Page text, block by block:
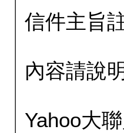
信件主旨
內容請說
Yahoo大